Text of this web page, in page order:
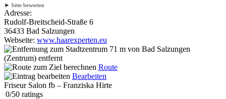
► bitte bewerten
Adresse:
Rudolf-Breitscheid-Straße 6
36433 Bad Salzungen
Webseite: www.haarexperten.eu
71 m von Bad Salzungen
(Zentrum) entfernt
Route
Bearbeiten
Friseur Salon fb – Franziska Hirte
0/50 ratings